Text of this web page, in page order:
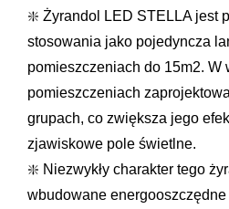
❇️ Żyrandol LED STELLA jest
stosowania jako pojedyncza
pomieszczeniach do 15m2. W
pomieszczeniach
grupach, co zwiększa jego
zjawiskowe pole świetlne.
❇️ Niezwykły charakter tego
wbudowane